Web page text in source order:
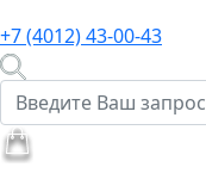
+7 (4012) 43-00-43